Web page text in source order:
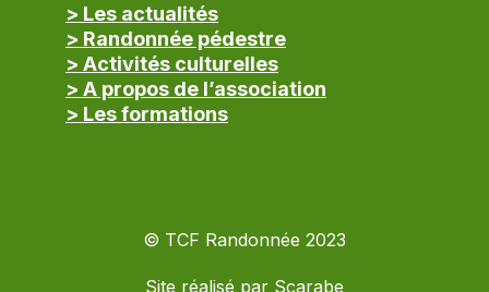
> Les actualités
> Randonnée pédestre
> Activités culturelles
> A propos de l’association
> Les formations
© TCF Randonnée 2023
Site réalisé par Scarabe